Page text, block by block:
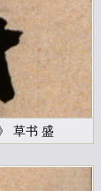
草书 盛